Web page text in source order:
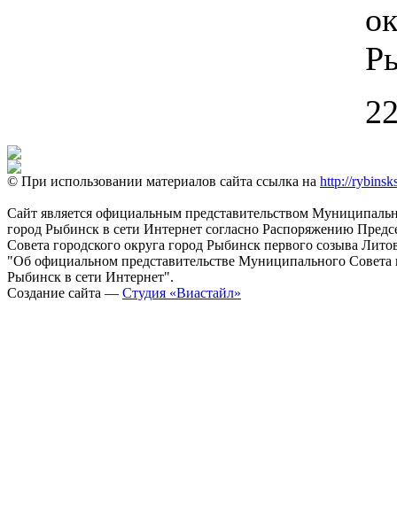
© При использовании материалов сайта ссылка на http://
Сайт является официальным представительством
город Рыбинск в сети Интернет согласно Распоряжению
Совета городского округа город Рыбинск первого созыва
"Об официальном представительстве Муниципального Совета
Рыбинск в сети Интернет".
Создание сайта — Студия «Виастайл»